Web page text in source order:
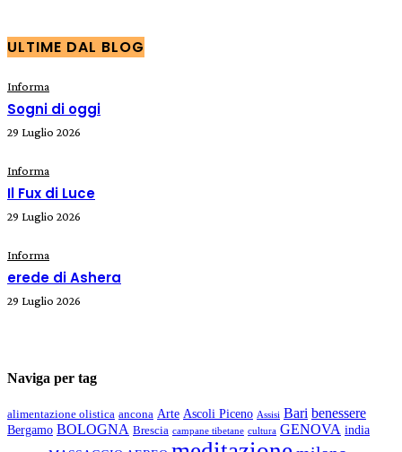
ULTIME DAL BLOG
Informa
Sogni di oggi
29 Luglio 2026
Informa
Il Fux di Luce
29 Luglio 2026
Informa
erede di Ashera
29 Luglio 2026
Naviga per tag
alimentazione olistica ancona Arte Ascoli Piceno Assisi Bari benessere
Bergamo BOLOGNA Brescia campane tibetane cultura GENOVA india